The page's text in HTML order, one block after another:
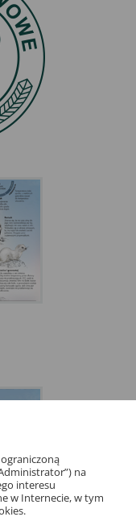
na
interesu
w Internecie, w tym